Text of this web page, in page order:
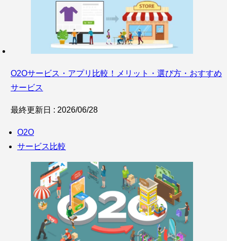
O2Oサービス・アプリ比較！メリット・選び方・おすすめ
サービス
最終更新日 : 2026/06/28
O2O
サービス比較